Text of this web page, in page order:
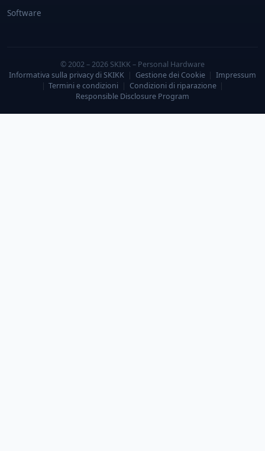
Software
© 2002 – 2026 SKIKK – Personal Hardware
Informativa sulla privacy di SKIKK | Gestione dei Cookie | Impressum
| Termini e condizioni | Condizioni di riparazione |
Responsible Disclosure Program